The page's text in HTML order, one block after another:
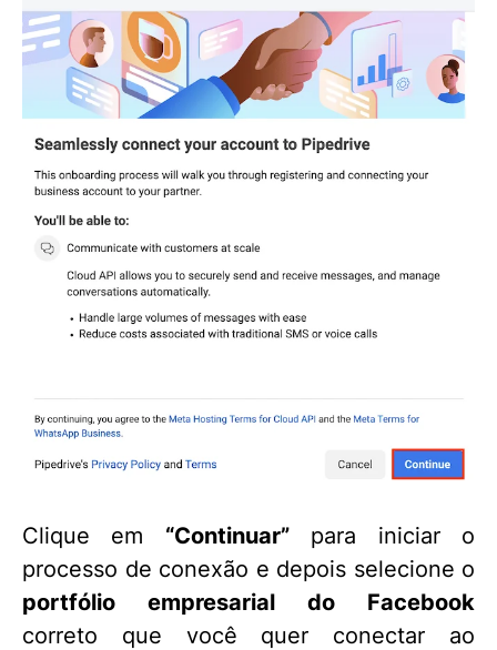
Clique em “Continuar”para iniciar o
processo de conexão e depois selecione o
portfólio empresarial do Facebook
correto que você quer conectar ao